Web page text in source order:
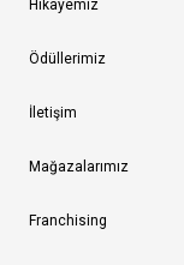
Hikayemiz
Ödüllerimiz
İletişim
Mağazalarımız
Franchising